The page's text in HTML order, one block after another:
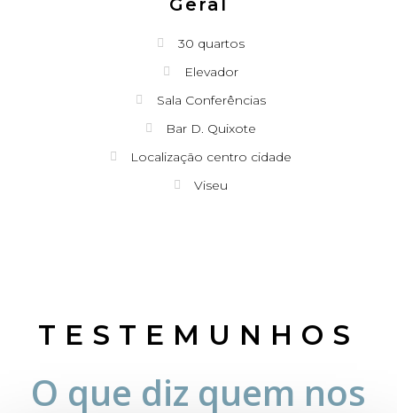
Geral
30 quartos
Elevador
Sala Conferências
Bar D. Quixote
Localização centro cidade
Viseu
TESTEMUNHOS
O que diz quem nos